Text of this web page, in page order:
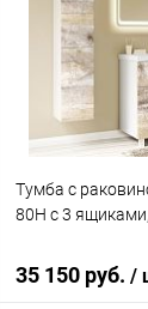
Купить в 1
В избранное
Тумба с
80Н с 3
35 150 руб. /